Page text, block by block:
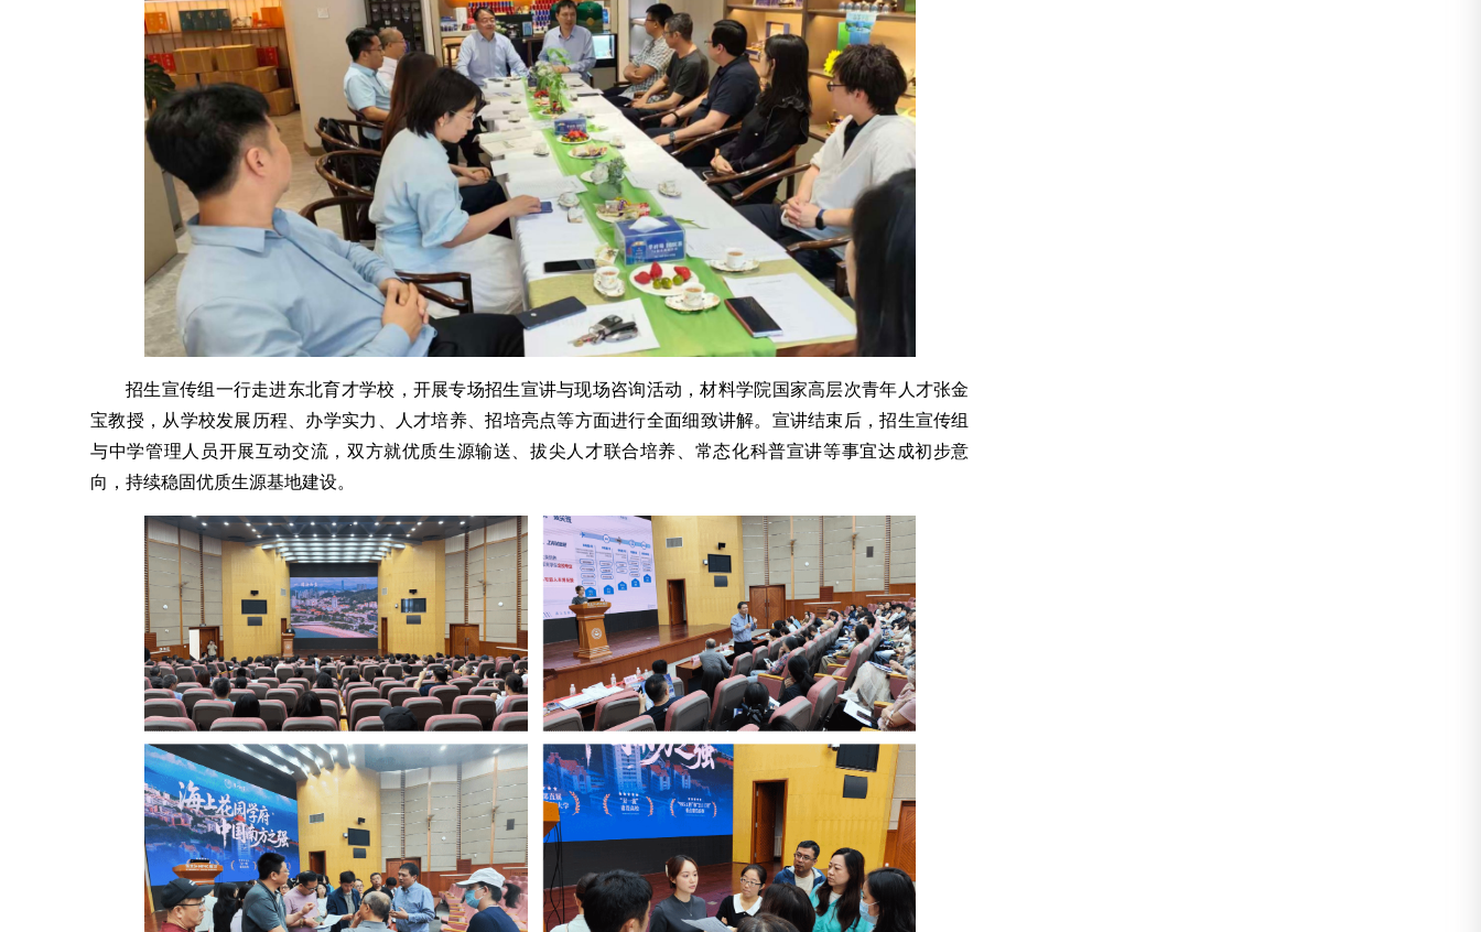
招生宣传组一行走进东北育才学校，开展专场招生宣讲与现场咨询活动，材料学院国家高层次青年人才张金
宝教授，从学校发展历程、办学实力、人才培养、招培亮点等方面进行全面细致讲解。宣讲结束后，招生宣传组
与中学管理人员开展互动交流，双方就优质生源输送、拔尖人才联合培养、常态化科普宣讲等事宜达成初步意
向，持续稳固优质生源基地建设。